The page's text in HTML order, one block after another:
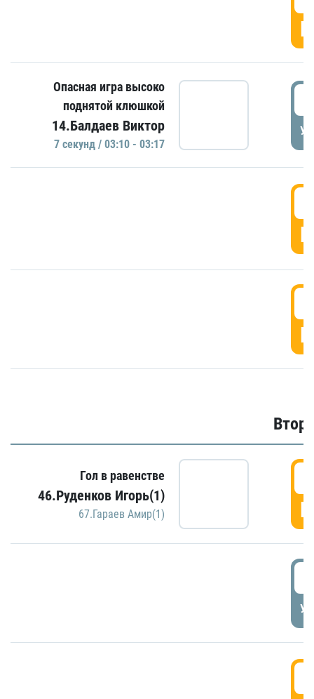
Опасная игра высоко
поднятой клюшкой
14.Балдаев Виктор
7 секунд / 03:10 - 03:17
Гол в равенстве
46.Руденков Игорь(1)
67.Гараев Амир(1)